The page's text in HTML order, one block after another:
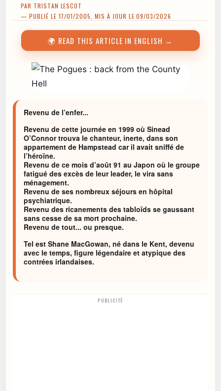
PAR TRISTAN LESCOT
— PUBLIÉ LE 17/01/2005, MIS À JOUR LE 09/03/2026
🌍 READ THIS ARTICLE IN ENGLISH →
Revenu de l’enfer...
Revenu de cette journée en 1999 où Sinead
O’Connor trouva le chanteur, inerte, dans son
appartement de Hampstead car il avait sniffé de
l’héroïne.
Revenu de ce mois d’août 91 au Japon où le groupe
fatigué des excès de leur leader, le vira sans
ménagement.
Revenu de ses nombreux séjours en hôpital
psychiatrique.
Revenu des ricanements des tabloïds se gaussant
sans cesse de sa mort prochaine.
Revenu de tout... ou presque.
Tel est Shane MacGowan, né dans le Kent, devenu
avec le temps, figure légendaire et atypique des
contrées irlandaises.
PUBLICITÉ